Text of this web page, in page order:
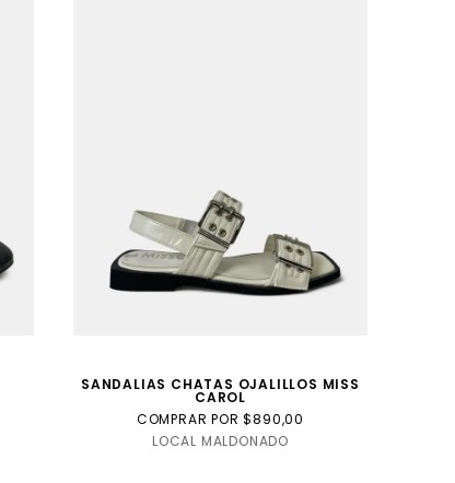
SANDALIAS CHATAS OJALILLOS MISS
CAROL
COMPRAR POR $890,00
LOCAL MALDONADO